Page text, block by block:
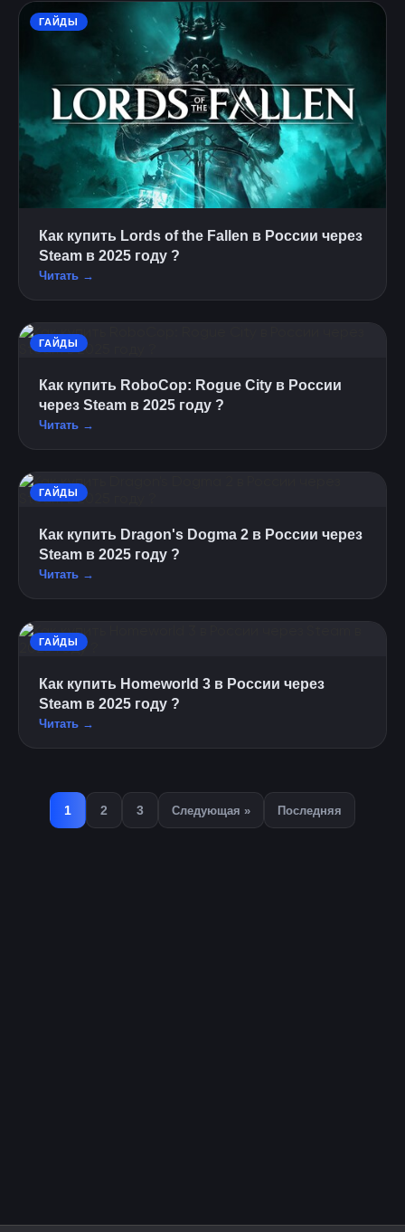
ГАЙДЫ
Как купить Lords of the Fallen в России через
Steam в 2025 году ?
Читать →
ГАЙДЫ
Как купить RoboCop: Rogue City в России
через Steam в 2025 году ?
Читать →
ГАЙДЫ
Как купить Dragon's Dogma 2 в России через
Steam в 2025 году ?
Читать →
ГАЙДЫ
Как купить Homeworld 3 в России через
Steam в 2025 году ?
Читать →
1 2 3 Следующая » Последняя